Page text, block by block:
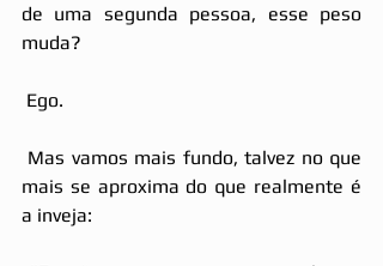
de uma segunda pessoa, esse peso
muda?
Ego.
mais se aproxima do que realmente é
a inveja: